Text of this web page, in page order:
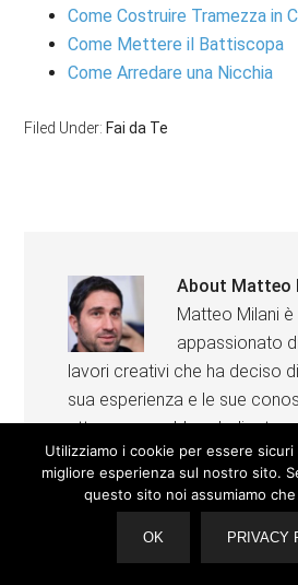
Come Costruire Tramezza in
Come Mettere il Battiscopa
Come Arredare una Nicchia
Filed Under: Fai da Te
About Matteo
Matteo Milani è
appassionato
lavori creativi che ha deciso
sua esperienza e le sue
attraverso un blog dedicato
argomento.
Grazie alla sua passione e
competenza, è diventato un
riferimento per chi vuole
del fai da te e dei lavori
Utilizziamo i cookie per essere
migliore esperienza sul nostro sito.
questo sito noi assumiamo
OK PRIVACY